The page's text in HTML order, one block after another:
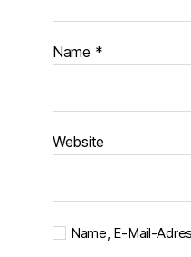
Name *
Website
Name, E-Mail-